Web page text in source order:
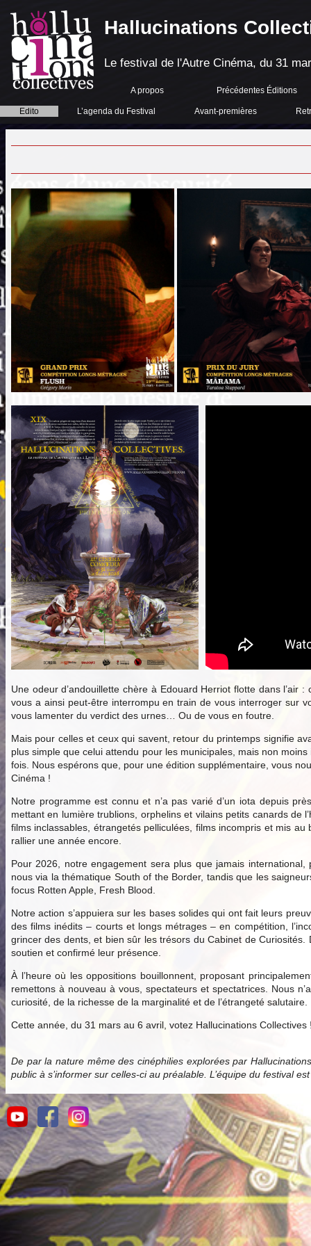
Hallucinations
Le festival de l'Autre Cinéma, du 31
A propos Précédentes Éditions
Edito L’agenda du Festival Avant-premières
Une odeur d’andouillette chère à Edouard Herriot flotte dans
vous a ainsi peut-être interrompu en train de vous interroger sur
vous lamenter du verdict des urnes… Ou de vous en foutre.
Mais pour celles et ceux qui savent, retour du printemps signifie
plus simple que celui attendu pour les municipales, mais non
fois. Nous espérons que, pour une édition supplémentaire, vous
Cinéma !
Notre programme est connu et n’a pas varié d’un iota depuis
mettant en lumière trublions, orphelins et vilains petits canards de
films inclassables, étrangetés pelliculées, films incompris et mis
rallier une année encore.
Pour 2026, notre engagement sera plus que jamais
nous via la thématique South of the Border, tandis que les
focus Rotten Apple, Fresh Blood.
Notre action s’appuiera sur les bases solides qui ont fait leurs
des films inédits – courts et longs métrages – en compétition,
grincer des dents, et bien sûr les trésors du Cabinet de
soutien et confirmé leur présence.
À l’heure où les oppositions bouillonnent, proposant
remettons à nouveau à vous, spectateurs et spectatrices. Nous
curiosité, de la richesse de la marginalité et de l’étrangeté salutaire.
Cette année, du 31 mars au 6 avril, votez Hallucinations Collectives
De par la nature même des cinéphilies explorées par
public à s’informer sur celles-ci au préalable. L’équipe du festival